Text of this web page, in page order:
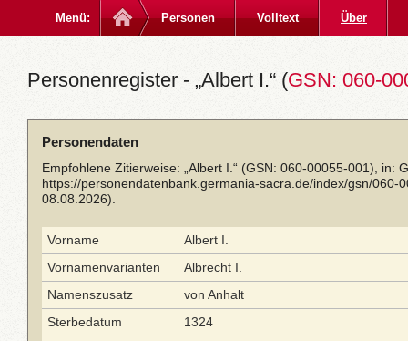
Menü: Personen Volltext Über
Personenregister - „Albert I.“ (GSN: 060-
Personendaten
Empfohlene Zitierweise: „Albert I.“ (GSN: 060-00055-001), in:
https://personendatenbank.germania-sacra.de/index/gsn/060-
08.08.2026).
Vorname
Albert I.
Vornamenvarianten
Albrecht I.
Namenszusatz
von Anhalt
Sterbedatum
1324